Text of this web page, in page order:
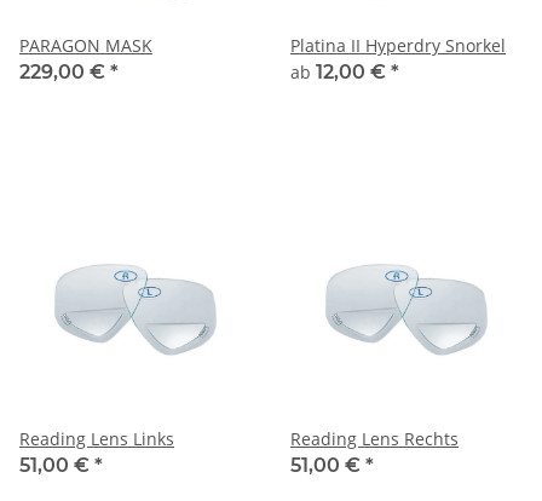
PARAGON MASK
229,00 € *
Platina II Hyperdry Snorkel
ab 12,00 € *
Reading Lens Links
51,00 € *
Reading Lens Rechts
51,00 € *